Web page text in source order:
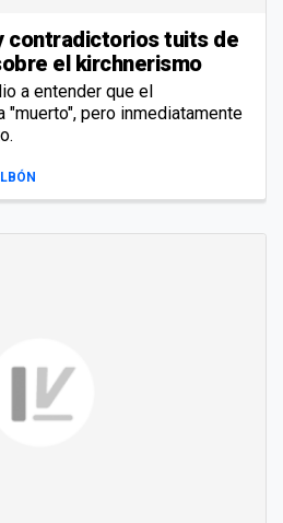
contradictorios tuits de
el kirchnerismo
a entender que el
"muerto", pero inmediatamente